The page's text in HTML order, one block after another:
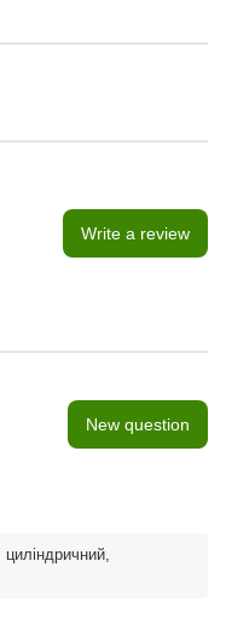
Write a review
New question
циліндричний,